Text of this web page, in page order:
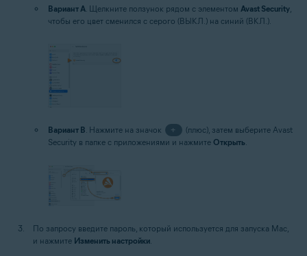
Вариант A . Щелкните ползунок рядом с элементом Avast Security
чтобы его цвет сменился с серого (ВЫКЛ.) на синий (ВКЛ.).
Вариант B. Нажмите на значок +
(плюс), затем выберите Avast
Security в папке с приложениями и нажмите Открыть.
По запросу введите пароль, который используется для запуска Mac,
и нажмите Изменить настройки